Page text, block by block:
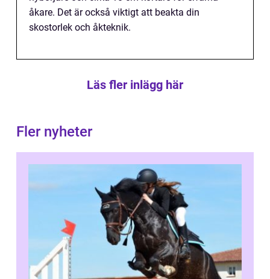
åkare. Det är också viktigt att beakta din
skostorlek och åkteknik.
Läs fler inlägg här
Fler nyheter